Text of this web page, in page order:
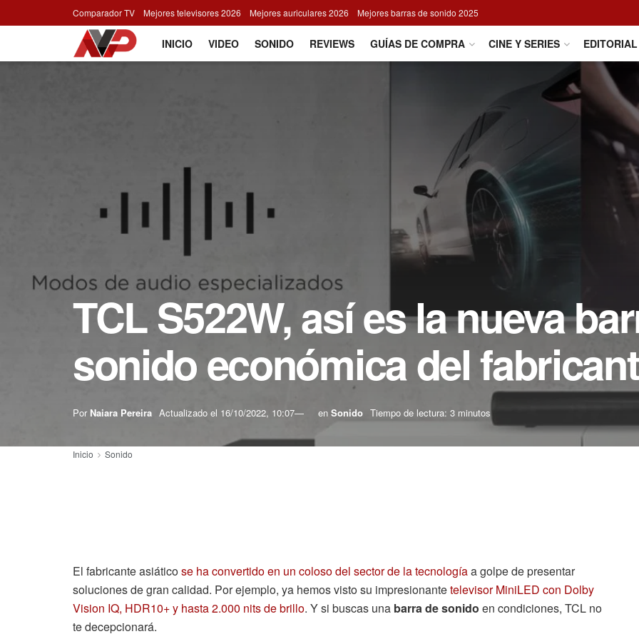
Comparador TV Mejores televisores 2026 Mejores auriculares 2026 Mejores barras de sonido 2025
INICIO VIDEO SONIDO REVIEWS GUÍAS DE COMPRA CINE Y SERIES EDITORIAL
TCL S522W, así es la nueva
sonido económica del
Por Naiara Pereira Actualizado el 16/10/2022, 10:07 en Sonido Tiempo de lectura: 3 minutos
Inicio Sonido
El fabricante asiáticose ha convertido en un coloso del sector de la tecnologíaa golpe de presentar
soluciones de gran calidad. Por ejemplo, ya hemos visto su impresionantetelevisor MiniLED con Dolby
Vision IQ, HDR10+ y hasta 2.000 nits de brillo. Y si buscas una barra de sonido en condiciones, TCL no
te decepcionará.